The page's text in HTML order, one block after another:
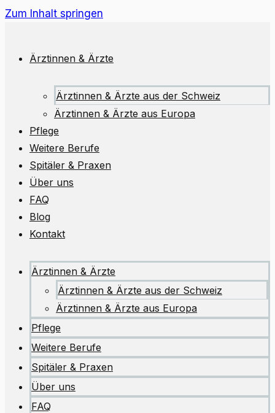
Zum Inhalt springen
Ärztinnen & Ärzte
Ärztinnen & Ärzte aus der Schweiz
Ärztinnen & Ärzte aus Europa
Pflege
Weitere Berufe
Spitäler & Praxen
Über uns
FAQ
Blog
Kontakt
Ärztinnen & Ärzte
Ärztinnen & Ärzte aus der Schweiz
Ärztinnen & Ärzte aus Europa
Pflege
Weitere Berufe
Spitäler & Praxen
Über uns
FAQ